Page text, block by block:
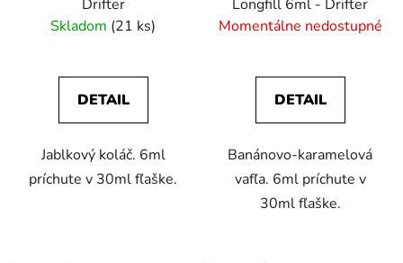
Drifter
Skladom (21 ks)
DETAIL
Jablkový koláč. 6ml
príchute v 30ml fľaške.
Longfill 6ml - Drifter
Momentálne nedostupné
DETAIL
Banánovo-karamelová
vafľa. 6ml príchute v
30ml fľaške.